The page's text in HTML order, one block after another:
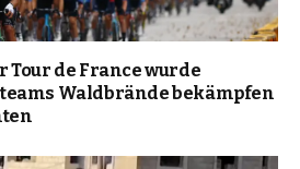
Tour de France wurde
Waldbrände bekämpfen